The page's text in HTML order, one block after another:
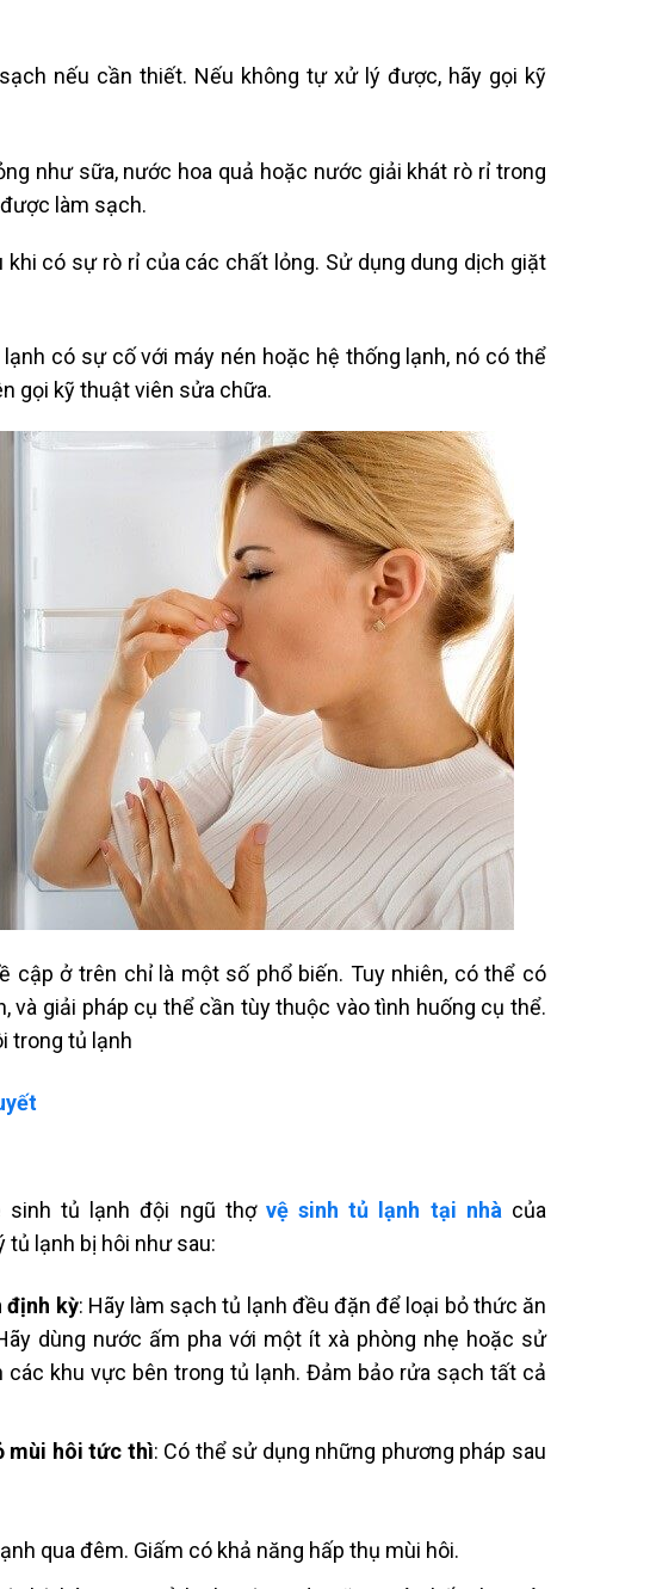
nếu cần thiết. Nếu không tự xử lý được, hãy gọi kỹ
như sữa, nước hoa quả hoặc nước giải khát rò rỉ trong
làm sạch.
có sự rò rỉ của các chất lỏng. Sử dụng dung dịch giặt
lạnh có sự cố với máy nén hoặc hệ thống lạnh, nó có thể
gọi kỹ thuật viên sửa chữa.
cập ở trên chỉ là một số phổ biến. Tuy nhiên, có thể có
và giải pháp cụ thể cần tùy thuộc vào tình huống cụ thể.
trong tủ lạnh
sinh tủ lạnh đội ngũ thợvệ sinh tủ lạnh tại nhà của
lạnh bị hôi như sau:
định kỳ: Hãy làm sạch tủ lạnh đều đặn để loại bỏ thức ăn
dùng nước ấm pha với một ít xà phòng nhẹ hoặc sử
khu vực bên trong tủ lạnh. Đảm bảo rửa sạch tất cả
mùi hôi tức thì: Có thể sử dụng những phương pháp sau
qua đêm. Giấm có khả năng hấp thụ mùi hôi.